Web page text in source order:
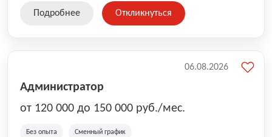
Подробнее Откликнуться
Администратор
от 120 000 до 150 000 руб./мес.
Без опыта Сменный график
06.08.2026